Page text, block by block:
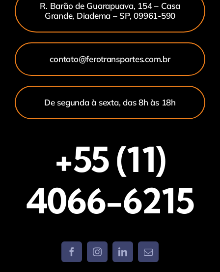
R. Barão de Guarapuava, 154 – Casa
Grande, Diadema – SP, 09961-590
contato@ferotransportes.com.br
De segunda à sexta, das 8h às 18h
+55 (11)
4066-6215